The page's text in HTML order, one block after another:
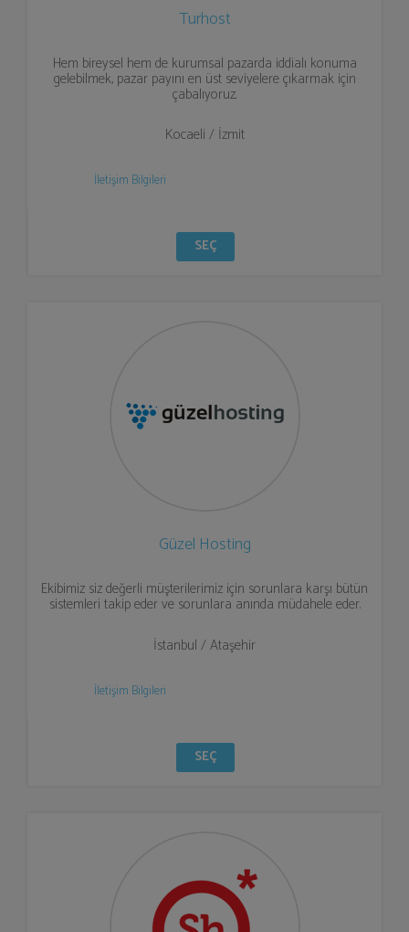
Turhost
Hem bireysel hem de kurumsal pazarda iddialı konuma
gelebilmek, pazar payını en üst seviyelere çıkarmak için
çabalıyoruz.
Kocaeli / İzmit
İletişim Bilgileri
SEÇ
Güzel Hosting
Ekibimiz siz değerli müşterilerimiz için sorunlara karşı bütün
sistemleri takip eder ve sorunlara anında müdahele eder.
İstanbul / Ataşehir
İletişim Bilgileri
SEÇ